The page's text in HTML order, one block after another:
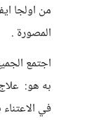
من اولجا
المصورة .
اجتمع
به هو:
في